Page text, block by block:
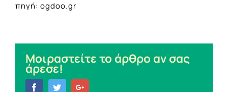
πηγή: ogdoo.gr
Μοιραστείτε το άρθρο αν σας
άρεσε!
FacebookTwitter